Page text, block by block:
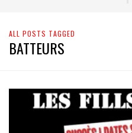
ALL POSTS TAGGED
BATTEURS